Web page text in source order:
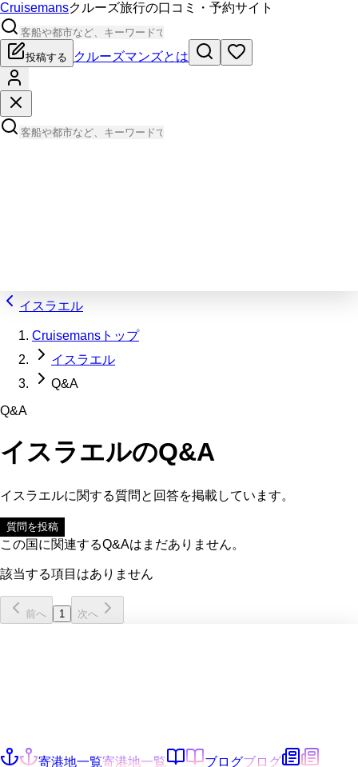
Cruisemansクルーズ旅行の口コミ・予約サイト
投稿する クルーズマンズとは
イスラエル
Cruisemansトップ
イスラエル
Q&A
Q&A
イスラエルのQ&A
イスラエルに関する質問と回答を掲載しています。
質問を投稿
この国に関連するQ&Aはまだありません。
該当する項目はありません
前へ 1 次へ
寄港地一覧寄港地一覧 ブログブログ